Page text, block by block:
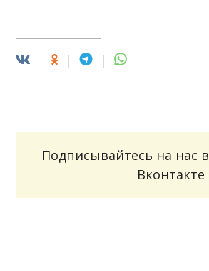
Подписывайтесь на нас в
Вконтакте